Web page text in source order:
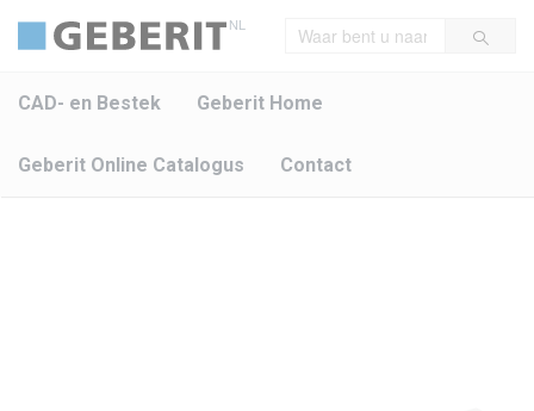
NL
CAD- en Bestek Geberit Home
Geberit Online Catalogus Contact